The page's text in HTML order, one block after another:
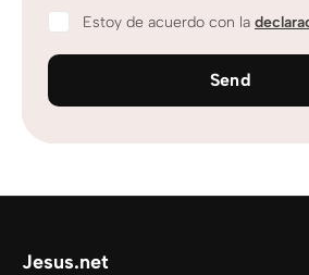
Estoy de acuerdo con la
Send
Jesus.net